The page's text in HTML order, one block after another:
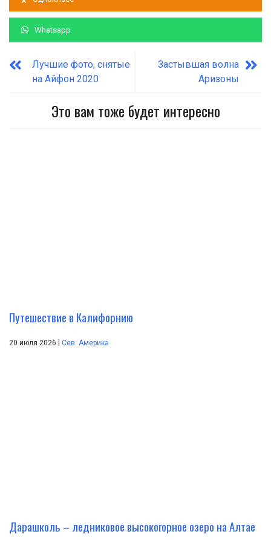
Whatsapp
Лучшие фото, снятые
на Айфон 2020
Застывшая волна
Аризоны
Это вам тоже будет интересно
Путешествие в Калифорнию
20 июля 2026 Сев. Америка
Дарашколь – ледниковое высокогорное озеро на Алтае